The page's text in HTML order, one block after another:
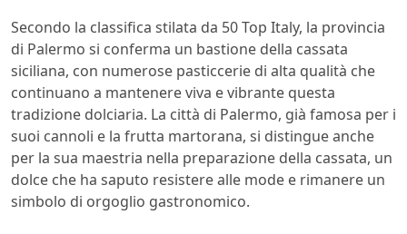
Secondo la classifica stilata da 50 Top Italy, la provincia
di Palermo si conferma un bastione della cassata
siciliana, con numerose pasticcerie di alta qualità che
continuano a mantenere viva e vibrante questa
tradizione dolciaria. La città di Palermo, già famosa per i
suoi cannoli e la frutta martorana, si distingue anche
per la sua maestria nella preparazione della cassata, un
dolce che ha saputo resistere alle mode e rimanere un
simbolo di orgoglio gastronomico.